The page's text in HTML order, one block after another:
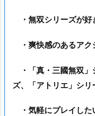
・無双シリーズが好
・爽快感のあるア
・「真・三國無双
ズ、「アトリエ」シリ
・気軽にプレイした